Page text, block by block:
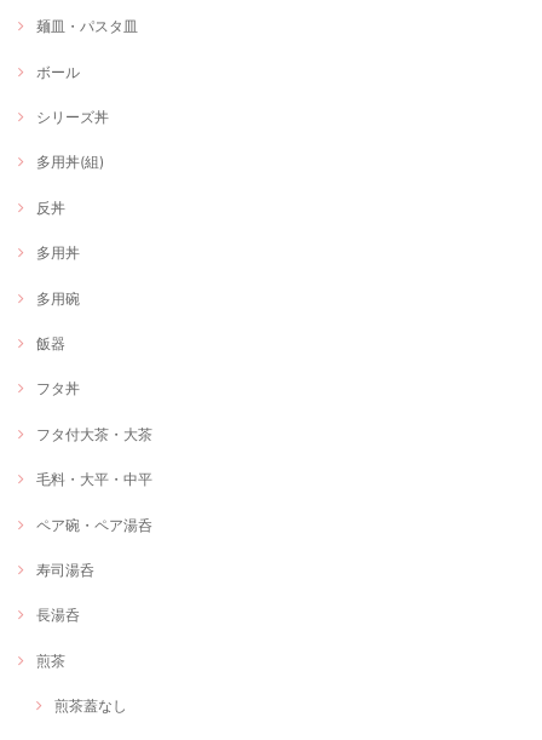
麺皿・パスタ皿
ボール
シリーズ丼
多用丼(組)
反丼
多用丼
多用碗
飯器
フタ丼
フタ付大茶・大茶
毛料・大平・中平
ペア碗・ペア湯呑
寿司湯呑
長湯呑
煎茶
煎茶蓋なし